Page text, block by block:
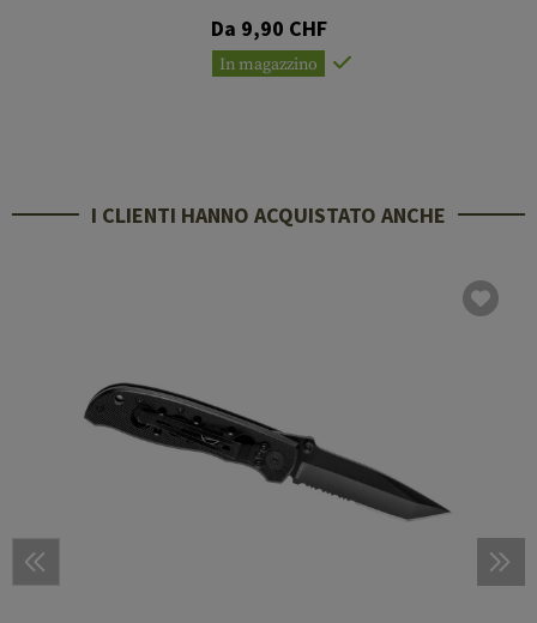
Da 9,90 CHF
In magazzino
I CLIENTI HANNO ACQUISTATO ANCHE